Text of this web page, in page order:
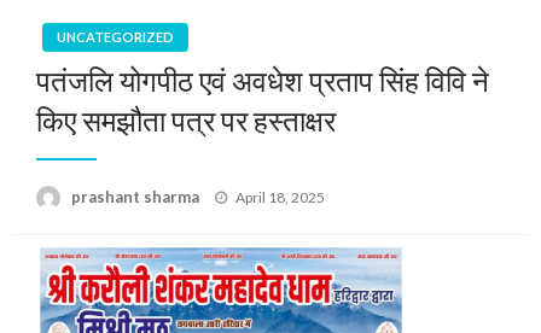
UNCATEGORIZED
पतंजलि योगपीठ एवं अवधेश प्रताप सिंह विवि ने
किए समझौता पत्र पर हस्ताक्षर
prashant sharma
Posted
April 18, 2025